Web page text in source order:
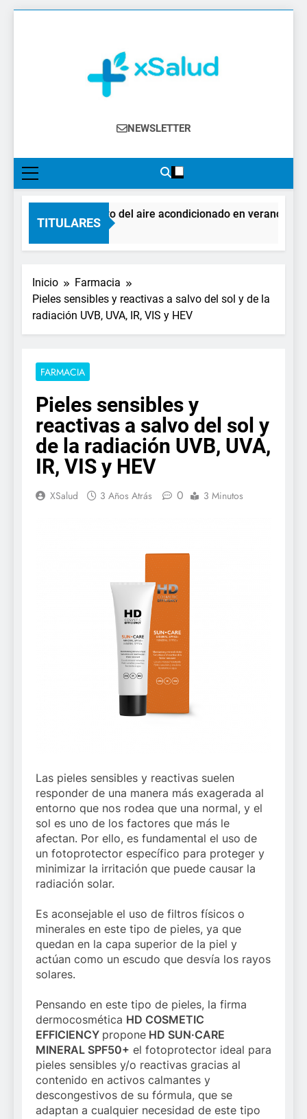
XSalud
Noticias Del Sector Salud. Congresos Y
Farmacéutica, Atención Primaria,
Especialistas, Farmacia, Etc…
NEWSLETTER
TITULARES
El impacto del aire acondicionado en verano:
2 Días Atrás
Inicio
Farmacia
Pieles sensibles y reactivas a salvo del sol y de la
radiación UVB, UVA, IR, VIS y HEV
FARMACIA
Pieles sensibles y
reactivas a salvo del sol y
de la radiación UVB, UVA,
IR, VIS y HEV
XSalud 3 Años Atrás 0 3 Minutos
Las pieles sensibles y reactivas suelen
responder de una manera más exagerada al
entorno que nos rodea que una normal, y el
sol es uno de los factores que más le
afectan. Por ello, es fundamental el uso de
un fotoprotector específico para proteger y
minimizar la irritación que puede causar la
radiación solar.
Es aconsejable el uso de filtros físicos o
minerales en este tipo de pieles, ya que
quedan en la capa superior de la piel y
actúan como un escudo que desvía los rayos
solares.
Pensando en este tipo de pieles, la firma
dermocosmética HD COSMETIC
EFFICIENCY propone HD SUN·CARE
MINERAL SPF50+ el fotoprotector ideal para
pieles sensibles y/o reactivas gracias al
contenido en activos calmantes y
descongestivos de su fórmula, que se
adaptan a cualquier necesidad de este tipo